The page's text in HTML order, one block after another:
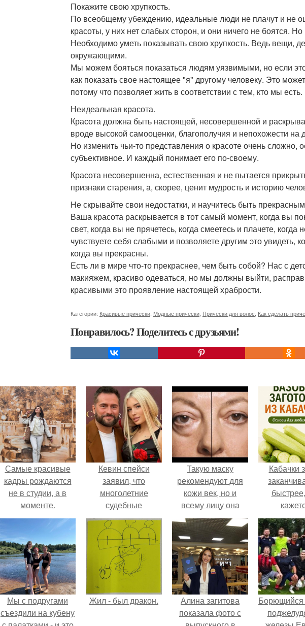
Покажите свою хрупкость.
По всеобщему убеждению, идеальные люди не плачут и не
красоты, у них нет слабых сторон, и они ничего не боятся.
Необходимо уметь показывать свою хрупкость. Ведь вещи,
окружающими.
Мы можем бояться показаться людям уязвимыми, но если
как показать свое настоящее "я" другому человеку. Это
потому что позволяет жить в соответствии с тем, кто мы есть.
Неидеальная красота.
Красота должна быть настоящей, несовершенной и
вроде высокой самооценки, благополучия и непохожести на
Но изменить чьи-то представления о красоте очень сложно,
субъективное. И каждый понимает его по-своему.
Красота несовершенна, естественная и не пытается
признаки старения, а, скорее, ценит мудрость и историю
Не скрывайте свои недостатки, и научитесь быть
Ваша красота раскрывается в тот самый момент, когда вы
свет, когда вы не прячетесь, когда смеетесь и плачете, когда
чувствуете себя слабыми и позволяете другим это увидеть,
когда вы прекрасны.
Есть ли в мире что-то прекраснее, чем быть собой? Нас с
макияжем, красиво одеваться, но мы должны выйти,
красивыми это проявление настоящей храбрости.
Категории: Красивые прически Модные прически Прически для волос Как сделать
Понравилось? Поделитесь с друзьями!
Самые красивые
кадры рождаются
не в студии, а в
моменте.
Кевин спейси
заявил, что
многолетние
судебные
разбирательства
практически
уничтожили его
состояние.
Такую маску
рекомендуют для
кожи век, но и
всему лицу она
сослужит неплохую
противоотечную
службу.
Кабачки
Мы с подругами
съездили на кубену
Жил - был дракон.
Алина загитова
показала фото с
Борющийся